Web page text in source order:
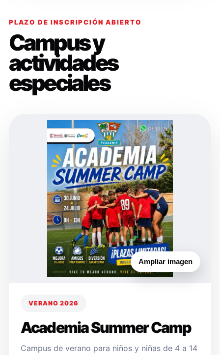
PLAZO DE INSCRIPCIÓN ABIERTO
Campus y
actividades
especiales
Ampliar imagen
VERANO 2026
Academia Summer Camp
Campus de verano para niños y niñas de 4 a 14